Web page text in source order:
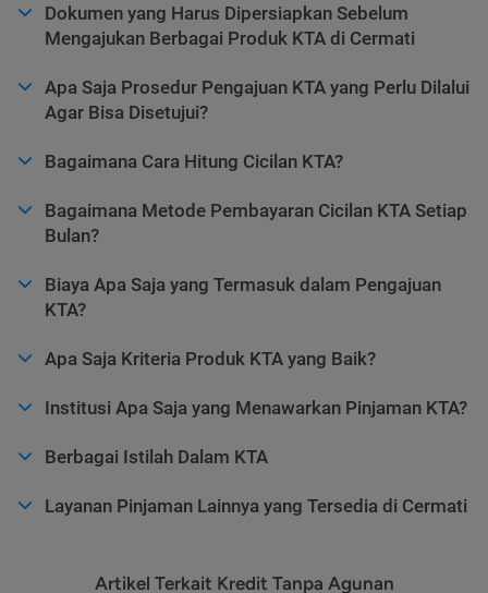
Dokumen yang Harus Dipersiapkan Sebelum
Mengajukan Berbagai Produk KTA di Cermati
Apa Saja Prosedur Pengajuan KTA yang Perlu Dilalui
Agar Bisa Disetujui?
Bagaimana Cara Hitung Cicilan KTA?
Bagaimana Metode Pembayaran Cicilan KTA Setiap
Bulan?
Biaya Apa Saja yang Termasuk dalam Pengajuan
KTA?
Apa Saja Kriteria Produk KTA yang Baik?
Institusi Apa Saja yang Menawarkan Pinjaman KTA?
Berbagai Istilah Dalam KTA
Layanan Pinjaman Lainnya yang Tersedia di Cermati
Artikel Terkait Kredit Tanpa Agunan